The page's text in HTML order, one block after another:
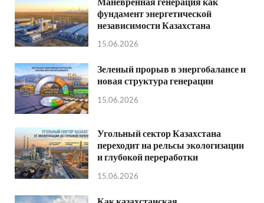
фундамент энергетической
независимости Казахстана
15.06.2026
Зеленый прорыв в энергобалансе и
новая структура генерации
15.06.2026
Угольный сектор Казахстана
переходит на рельсы экологизации
и глубокой переработки
15.06.2026